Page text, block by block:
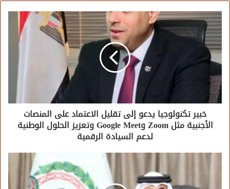
خبير تكنولوجيا يدعو إلى تقليل الاعتماد على المنصات
الأجنبية مثل Zoom وGoogle Meet وتعزيز الحلول الوطنية
لدعم السيادة الرقمية